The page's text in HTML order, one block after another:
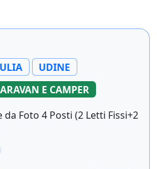
UDINE
E CAMPER
Foto 4 Posti (2 Letti Fissi+2